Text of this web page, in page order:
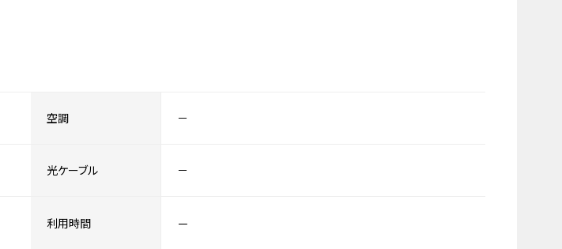
空調 －
光ケーブル －
利用時間 －